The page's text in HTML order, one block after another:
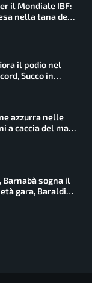
il Mondiale IBF:
nella tana del
il podio nel
Succo in
azzurra nelle
a caccia del main
Barnabà sogna il
gara, Baraldi